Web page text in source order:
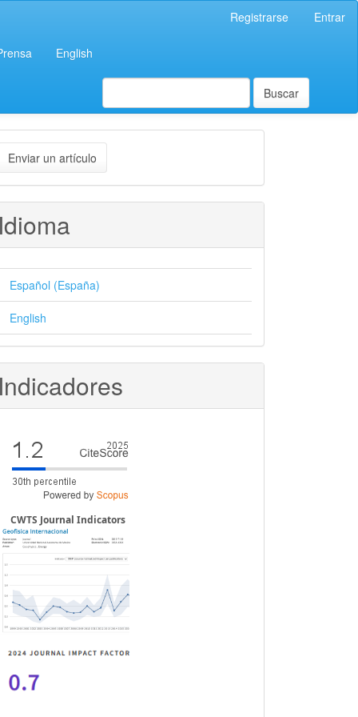
Registrarse Entrar
English
Buscar
Enviar un artículo
Idioma
Español (España)
English
Indicadores
CWTS Journal Indicators